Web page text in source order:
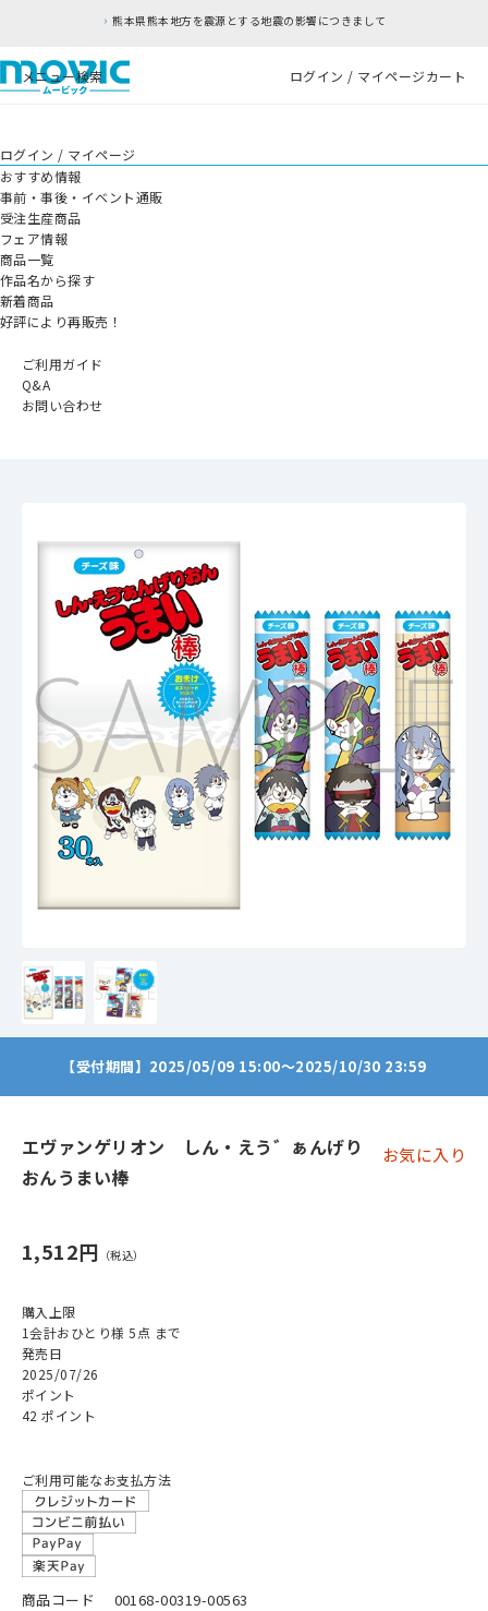
熊本県熊本地方を震源とする地震の影響につきまして
メニュー検索 ログイン / マイページカート
ログイン / マイページ
おすすめ情報
事前・事後・イベント通販
受注生産商品
フェア情報
商品一覧
作品名から探す
新着商品
好評により再販売！
ご利用ガイド
Q&A
お問い合わせ
【受付期間】2025/05/09 15:00～2025/10/30 23:59
エヴァンゲリオン しん・えう゛ぁんげり
おんうまい棒
お気に入り
1,512円
購入上限
1会計おひとり様 5点 まで
発売日
2025/07/26
ポイント
42 ポイント
ご利用可能なお支払方法
商品コード
00168-00319-00563